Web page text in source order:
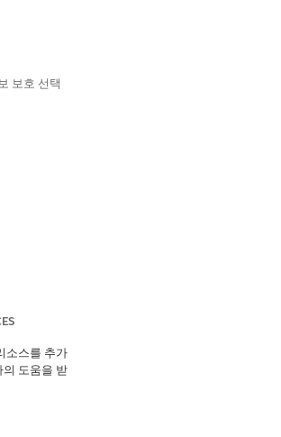
를 통해 문제를 해결했습니까?
을 위한 의견을 보내주세요.
보호 선택
소스를 추가
도움을 받